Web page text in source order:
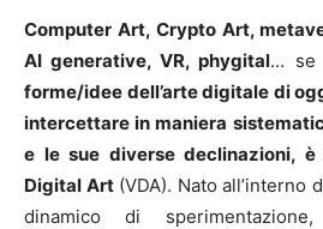
Computer Art, Crypto Art,
AI generative, VR, phygital… se
forme/idee dell’arte digitale di
intercettare in maniera
e le sue diverse declinazioni,
Digital Art(VDA). Nato all’interno
dinamico di